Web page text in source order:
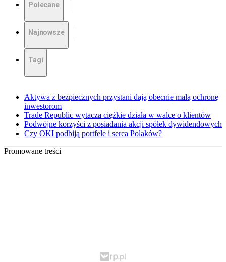
Polecane
Najnowsze
Tagi
Aktywa z bezpiecznych przystani dają obecnie małą ochronę
inwestorom
Trade Republic wytacza ciężkie działa w walce o klientów
Podwójne korzyści z posiadania akcji spółek dywidendowych
Czy OKI podbiją portfele i serca Polaków?
Promowane treści